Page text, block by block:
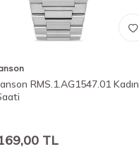
RMS.1.AG1547.01 Kadın
TL